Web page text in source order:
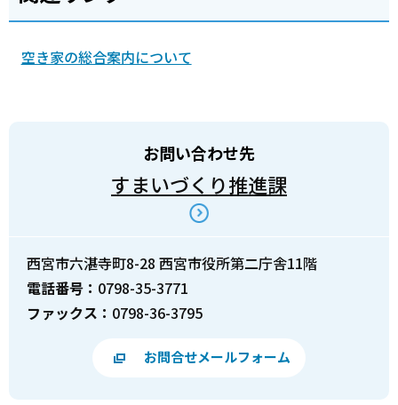
空き家の総合案内について
お問い合わせ先
すまいづくり推進課
西宮市六湛寺町8-28 西宮市役所第二庁舎11階
電話番号： 0798-35-3771
ファックス： 0798-36-3795
お問合せメールフォーム